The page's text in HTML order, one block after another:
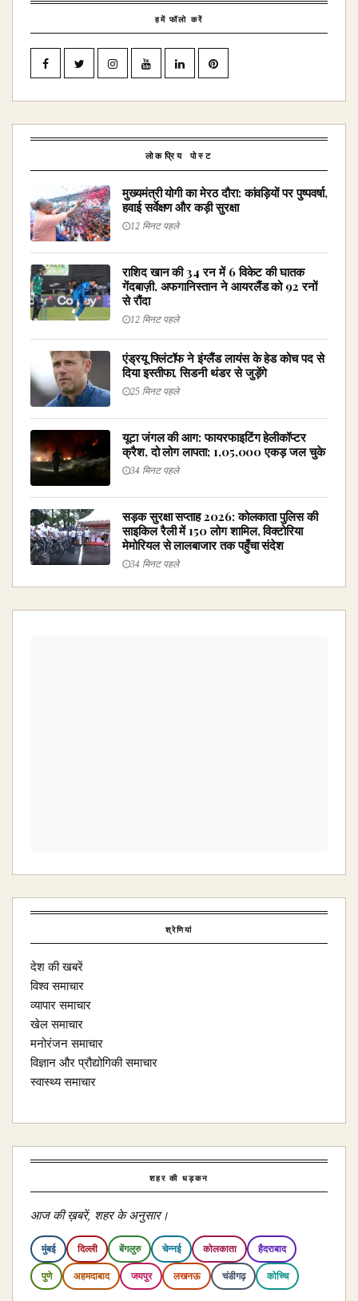
हमें फॉलो करें
लोकप्रिय पोस्ट
मुख्यमंत्री योगी का मेरठ दौरा: कांवड़ियों पर पुष्पवर्षा,
हवाई सर्वेक्षण और कड़ी सुरक्षा
12 मिनट पहले
राशिद खान की 34 रन में 6 विकेट की घातक
गेंदबाज़ी, अफगानिस्तान ने आयरलैंड को 92 रनों
से रौंदा
12 मिनट पहले
एंड्रयू फ्लिंटॉफ ने इंग्लैंड लायंस के हेड कोच पद से
दिया इस्तीफा, सिडनी थंडर से जुड़ेंगे
25 मिनट पहले
यूटा जंगल की आग: फायरफाइटिंग हेलीकॉप्टर
क्रैश, दो लोग लापता; 1,05,000 एकड़ जल चुके
34 मिनट पहले
सड़क सुरक्षा सप्ताह 2026: कोलकाता पुलिस की
साइकिल रैली में 150 लोग शामिल, विक्टोरिया
मेमोरियल से लालबाजार तक पहुँचा संदेश
34 मिनट पहले
श्रेणियां
देश की खबरें
विश्व समाचार
व्यापार समाचार
खेल समाचार
मनोरंजन समाचार
विज्ञान और प्रौद्योगिकी समाचार
स्वास्थ्य समाचार
शहर की धड़कन
आज की ख़बरें, शहर के अनुसार।
मुंबई दिल्ली बेंगलुरु चेन्नई कोलकाता हैदराबाद
पुणे अहमदाबाद जयपुर लखनऊ चंडीगढ़ कोच्चि